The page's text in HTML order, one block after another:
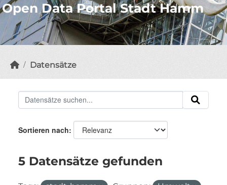
Open Data Portal Stadt Hamm
Datensätze
Sortieren nach
5 Datensätze gefunden